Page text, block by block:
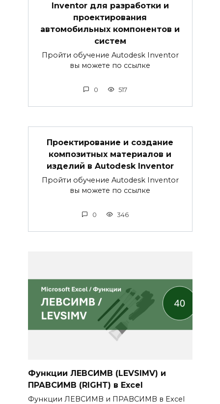
Inventor для разработки и
проектирования
автомобильных компонентов и
систем
Пройти обучение Autodesk Inventor
вы можете по ссылке
0 517
Проектирование и создание
композитных материалов и
изделий в Autodesk Inventor
Пройти обучение Autodesk Inventor
вы можете по ссылке
0 346
Функции ЛЕВСИМВ (LEVSIMV) и
ПРАВСИМВ (RIGHT) в Excel
Функции ЛЕВСИМВ и ПРАВСИМВ в Excel